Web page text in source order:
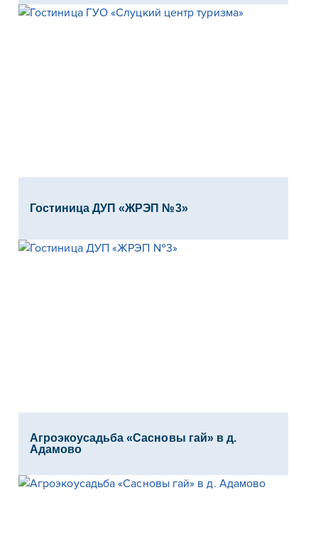
Гостиница ДУП «ЖРЭП №3»
Агроэкоусадьба «Сасновы гай» в д.
Адамово